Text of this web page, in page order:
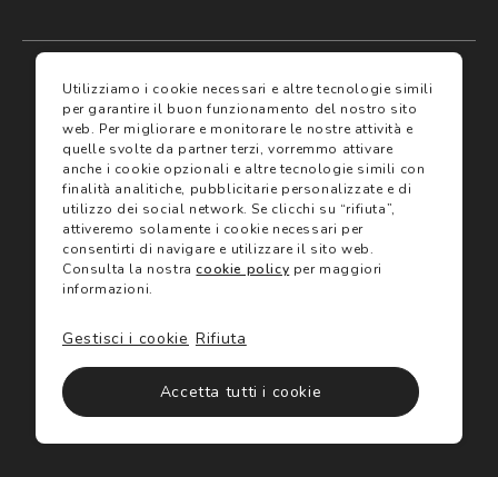
I miei preferiti
Assicurazioni
Servizi
Trova negozio
Gift Card
Termini e condizioni
Termini di vendita
Avvertenze e informazioni di sicurezza sui prodotti
Informativa sulla Privacy
Utilizzo dei cookie
Utilizziamo i cookie necessari e altre tecnologie simili
per garantire il buon funzionamento del nostro sito
web. Per migliorare e monitorare le nostre attività e
quelle svolte da partner terzi, vorremmo attivare
anche i cookie opzionali e altre tecnologie simili con
finalità analitiche, pubblicitarie personalizzate e di
utilizzo dei social network. Se clicchi su “rifiuta”,
attiveremo solamente i cookie necessari per
consentirti di navigare e utilizzare il sito web.
Consulta la nostracookie policy per maggiori
informazioni.
Accetta tutti i cookie
Rifiuta
Gestisci i cookie